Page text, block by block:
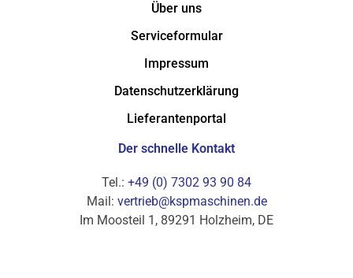
Über uns
Serviceformular
Impressum
Datenschutzerklärung
Lieferantenportal
Der schnelle Kontakt
Tel.: +49 (0) 7302 93 90 84
Mail: vertrieb@kspmaschinen.de
Im Moosteil 1, 89291 Holzheim, DE